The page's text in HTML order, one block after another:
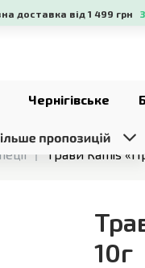
доставка від 1 499 грн
Чернігівське
Трави Кamis
10г